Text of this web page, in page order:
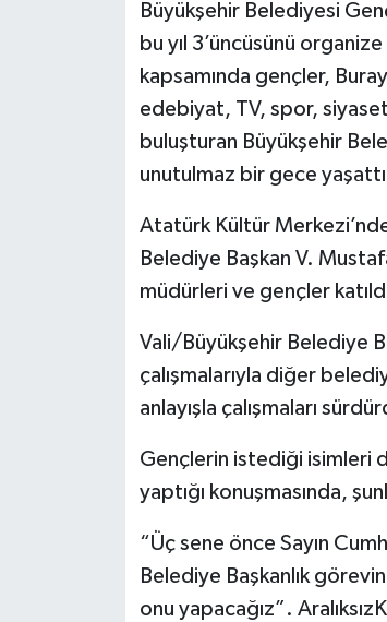
Büyükşehir Belediyesi
bu yıl 3’üncüsünü
kapsamında gençler,
edebiyat, TV, spor,
buluşturan Büyükşehir
unutulmaz bir gece
Atatürk Kültür
Belediye Başkan V.
müdürleri ve gençler
Vali/Büyükşehir Belediye
çalışmalarıyla diğer
anlayışla çalışmaları
Gençlerin istediği isimleri
yaptığı konuşmasında,
“Üç sene önce Sayın
Belediye Başkanlık
onu yapacağız”. Aralıksız